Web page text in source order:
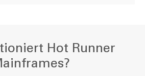
Hot Runner